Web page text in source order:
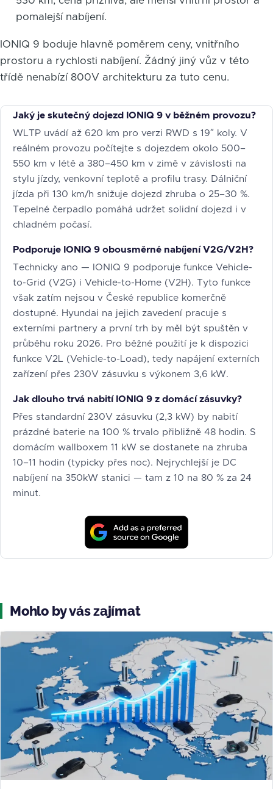
pomalejší nabíjení.
IONIQ 9 boduje hlavně poměrem ceny, vnitřního
prostoru a rychlosti nabíjení. Žádný jiný vůz v této
třídě nenabízí 800V architekturu za tuto cenu.
Jaký je skutečný dojezd IONIQ 9 v běžném provozu?
WLTP uvádí až 620 km pro verzi RWD s 19″ koly. V
reálném provozu počítejte s dojezdem okolo 500–
550 km v létě a 380–450 km v zimě v závislosti na
stylu jízdy, venkovní teplotě a profilu trasy. Dálniční
jízda při 130 km/h snižuje dojezd zhruba o 25–30 %.
Tepelné čerpadlo pomáhá udržet solidní dojezd i v
chladném počasí.
Podporuje IONIQ 9 obousměrné nabíjení V2G/V2H?
Technicky ano — IONIQ 9 podporuje funkce Vehicle-
to-Grid (V2G) i Vehicle-to-Home (V2H). Tyto funkce
však zatím nejsou v České republice komerčně
dostupné. Hyundai na jejich zavedení pracuje s
externími partnery a první trh by měl být spuštěn v
průběhu roku 2026. Pro běžné použití je k dispozici
funkce V2L (Vehicle-to-Load), tedy napájení externích
zařízení přes 230V zásuvku s výkonem 3,6 kW.
Jak dlouho trvá nabití IONIQ 9 z domácí zásuvky?
Přes standardní 230V zásuvku (2,3 kW) by nabití
prázdné baterie na 100 % trvalo přibližně 48 hodin. S
domácím wallboxem 11 kW se dostanete na zhruba
10–11 hodin (typicky přes noc). Nejrychlejší je DC
nabíjení na 350kW stanici — tam z 10 na 80 % za 24
minut.
Mohlo by vás zajímat